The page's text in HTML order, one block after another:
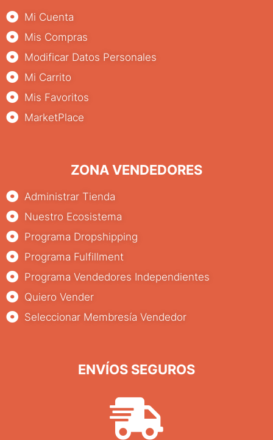
Mi Cuenta
Mis Compras
Modificar Datos Personales
Mi Carrito
Mis Favoritos
MarketPlace
ZONA VENDEDORES
Administrar Tienda
Nuestro Ecosistema
Programa Dropshipping
Programa Fulfillment
Programa Vendedores Independientes
Quiero Vender
Seleccionar Membresía Vendedor
ENVÍOS SEGUROS